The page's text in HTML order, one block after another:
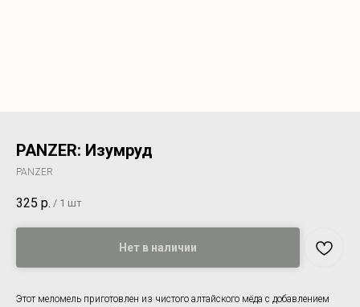
PANZER: Изумруд
PANZER
325 р. / 1 шт
Нет в наличии
Этот меломель приготовлен из чистого алтайского мёда с добавлением